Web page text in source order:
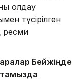
қолдау
түсірілген
ресми
Бейжіңде